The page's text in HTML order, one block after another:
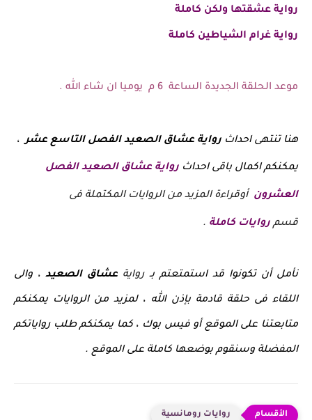
رواية عشقتها ولكن كاملة
رواية غرام الشياطين كاملة
موعد الحلقة الجديدة الساعة 6 م يوميا ان شاء الله .
هنا تنتهى احداث رواية عشاق الصعيد الفصل التاسع عشر ،
يمكنكم اكمال باقى احداث رواية عشاق الصعيد الفصل
العشرون أوقراءة المزيد من الروايات المكتملة فى
قسم روايات كاملة .
نأمل أن تكونوا قد استمتعتم بـرواية عشاق الصعيد ، والى
اللقاء فى حلقة قادمة بإذن الله ، لمزيد من الروايات يمكنكم
متابعتنا على الموقع أو فيس بوك ، كما يمكنكم طلب رواياتكم
المفضلة وسنقوم بوضعها كاملة على الموقع .
روايات رومانسية